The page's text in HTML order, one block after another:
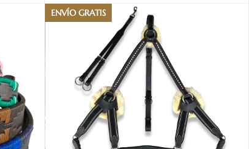
ENVÍO GRATIS